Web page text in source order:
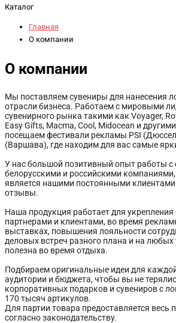
Каталог
Главная
О компании
О компании
Мы поставляем сувениры для нанесения
отрасли бизнеса. Работаем с мировыми
сувенирного рынка такими как Voyager,
Easy Gifts, Macma, Cool, Midocean и
посещаем фестивали рекламы PSI
(Варшава), где находим для вас самые
У нас большой позитивный опыт работы
белорусскими и российскими
является нашими постоянными
отзывы.
Наша продукция работает для
партнерами и клиентами, во время
выставках, повышения лояльности
деловых встреч разного плана и на любых
полезна во время отдыха.
Подбираем оригинальные идеи для
аудитории и бюджета, чтобы вы не
корпоративных подарков и сувениров с
170 тысяч артикулов.
Для партии товара предоставляется весь
согласно законодательству.